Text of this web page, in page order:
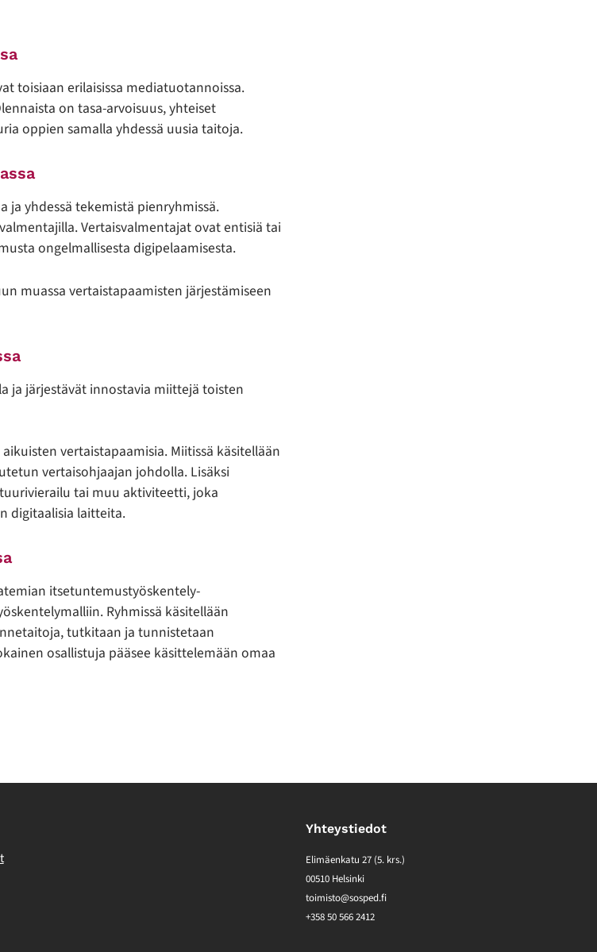
toisiaan erilaisissa mediatuotannoissa.
on tasa-arvoisuus, yhteiset
oppien samalla yhdessä uusia taitoja.
yhdessä tekemistä pienryhmissä.
Vertaisvalmentajat ovat entisiä tai
ongelmallisesta digipelaamisesta.
muassa vertaistapaamisten järjestämiseen
ja järjestävät innostavia miittejä toisten
vertaistapaamisia. Miitissä käsitellään
vertaisohjaajan johdolla. Lisäksi
tai muu aktiviteetti, joka
digitaalisia laitteita.
itsetuntemustyöskentely-
Ryhmissä käsitellään
tutkitaan ja tunnistetaan
osallistuja pääsee käsittelemään omaa
Yhteystiedot
Elimäenkatu 27 (5. krs.)
00510 Helsinki
toimisto@sosped.fi
+358 50 566 2412